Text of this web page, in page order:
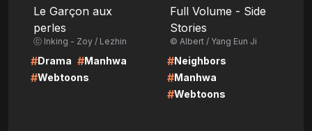
Le Garçon aux
perles
ⓒ Inking - Zoy / Lezhin
#Drama #Manhwa
#Webtoons
Full Volume - Side
Stories
© Albert / Yang Eun Ji
#Neighbors
#Manhwa
#Webtoons